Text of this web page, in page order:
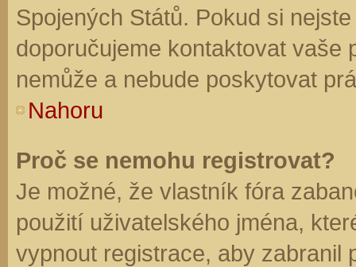
Spojených Států. Pokud si
doporučujeme kontaktovat vaše
nemůže a nebude poskytovat
Nahoru
Proč se nemohu registrovat?
Je možné, že vlastník fóra
použití uživatelského jména,
vypnout registrace, aby zabranil